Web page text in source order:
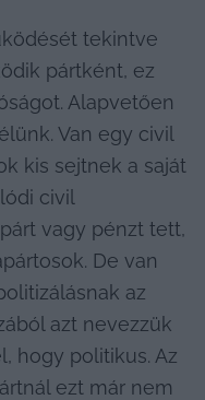
tekintve
pártként, ez
Alapvetően
Van egy civil
kis sejtnek a saját
civil
vagy pénzt tett,
De van
az
azt nevezzük
hogy politikus. Az
ezt már nem